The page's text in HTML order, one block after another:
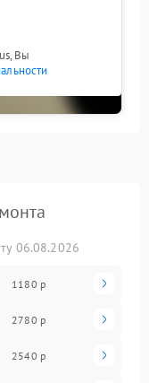
Вы
06.08.2026
1180 р
2780 р
2540 р